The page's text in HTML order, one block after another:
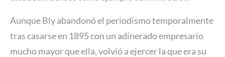
Aunque Bly abandonó el periodismo temporalmente
tras casarse en 1895 con un adinerado empresario
mucho mayor que ella, volvió a ejercer la que era su